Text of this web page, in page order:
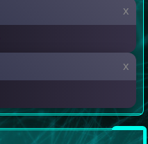
x
x